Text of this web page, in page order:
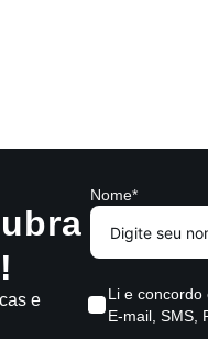
e
Nome*
Li e concordo
E-mail, SMS,